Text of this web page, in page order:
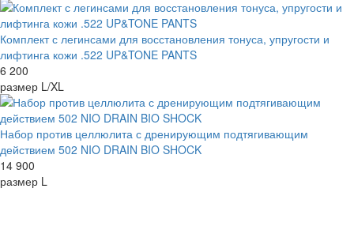
Комплект с легинсами для восстановления тонуса, упругости и
лифтинга кожи .522 UP&TONE PANTS
6 200
размер L/XL
Набор против целлюлита с дренирующим подтягивающим
действием 502 NIO DRAIN BIO SHOCK
14 900
размер L